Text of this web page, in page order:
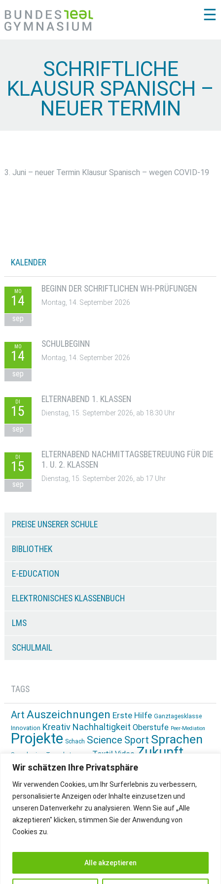
Wir schätzen Ihre Privatsphäre
Wir verwenden Cookies, um Ihr Surferlebnis zu verbessern,
personalisierte Anzeigen oder Inhalte einzusetzen und
unseren Datenverkehr zu analysieren. Wenn Sie auf „Alle
akzeptieren" klicken, stimmen Sie der Anwendung von
Cookies zu.
Alle akzeptieren
☰
SCHRIFTLICHE
KLAUSUR SPANISCH –
NEUER TERMIN
3. Juni – neuer Termin Klausur Spanisch – wegen COVID-19
KALENDER
MO
14
sep
BEGINN DER SCHRIFTLICHEN WH-PRÜFUNGEN
Montag, 14. September 2026
MO
14
sep
SCHULBEGINN
Montag, 14. September 2026
DI
15
sep
ELTERNABEND 1. KLASSEN
Dienstag, 15. September 2026, ab 18:30 Uhr
DI
15
sep
ELTERNABEND NACHMITTAGSBETREUUNG FÜR DIE
1. U. 2. KLASSEN
Dienstag, 15. September 2026, ab 17 Uhr
PREISE UNSERER SCHULE
BIBLIOTHEK
E-EDUCATION
ELEKTRONISCHES KLASSENBUCH
LMS
SCHULMAIL
TAGS
Art Auszeichnungen Erste Hilfe Ganztagesklasse
Innovation Kreativ Nachhaltigkeit Oberstufe Peer-Mediation
Projekte Schach Science Sport Sprachen
Sprachreise Tagesbetreuung Textil Video Zukunft
gestalten Ökologie
IMPRESSUM